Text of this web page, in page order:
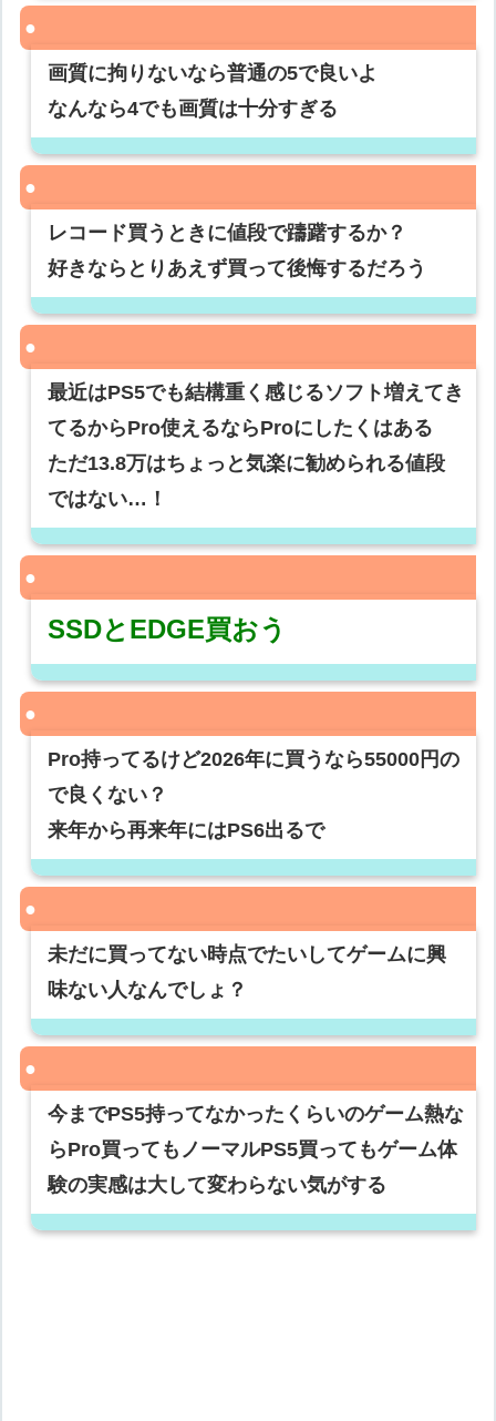
画質に拘りないなら普通の5で良いよ
なんなら4でも画質は十分すぎる
レコード買うときに値段で躊躇するか？
好きならとりあえず買って後悔するだろう
最近はPS5でも結構重く感じるソフト増えてき
てるからPro使えるならProにしたくはある
ただ13.8万はちょっと気楽に勧められる値段
ではない…！
SSDとEDGE買おう
Pro持ってるけど2026年に買うなら55000円の
で良くない？
来年から再来年にはPS6出るで
未だに買ってない時点でたいしてゲームに興
味ない人なんでしょ？
今までPS5持ってなかったくらいのゲーム熱な
らPro買ってもノーマルPS5買ってもゲーム体
験の実感は大して変わらない気がする